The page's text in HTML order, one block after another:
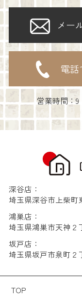
メー
電
営業時間：9
深谷店：
埼玉県深谷市上柴町
鴻巣店：
埼玉県鴻巣市天神２
坂戸店：
埼玉県坂戸市泉町２
TOP